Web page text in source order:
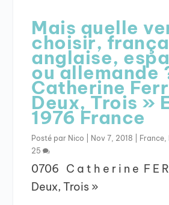
Mais quelle
choisir,
anglaise,
ou allemande
Catherine
Deux, Trois »
1976 France
Posté par Nico Nov 7, 2018 France,
25
0706 C a t h e r i n e F E
Deux,